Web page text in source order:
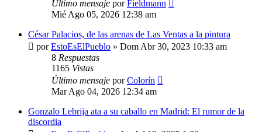
Último mensaje porFieldmann
Mié Ago 05, 2026 12:38 am
César Palacios, de las arenas de Las Ventas a la pintura
porEstoEsElPueblo » Dom Abr 30, 2023 10:33 am
8 Respuestas
1165 Vistas
Último mensaje porColorín
Mar Ago 04, 2026 12:34 am
Gonzalo Lebrija ata a su caballo en Madrid: El rumor de la
discordia